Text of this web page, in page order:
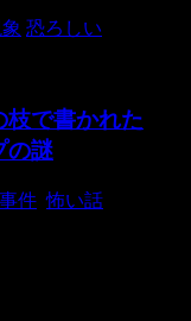
恐ろしい
で書かれた
の謎
件 ,怖い話